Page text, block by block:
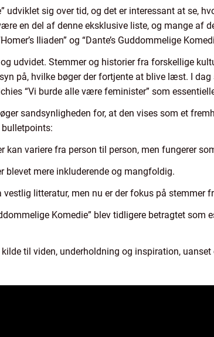
udviklet sig over tid, og det er interessant at se,
en del af denne eksklusive liste, og mange af
Iliaden” og “Dante’s Guddommelige
udvidet. Stemmer og historier fra forskellige
på, hvilke bøger der fortjente at blive læst. I
“Vi burde alle være feminister” som
sandsynligheden for, at den vises som et
kan variere fra person til person, men fungerer
mere inkluderende og mangfoldig.
litteratur, men nu er der fokus på stemmer
Komedie” blev tidligere betragtet som
til viden, underholdning og inspiration, uanset